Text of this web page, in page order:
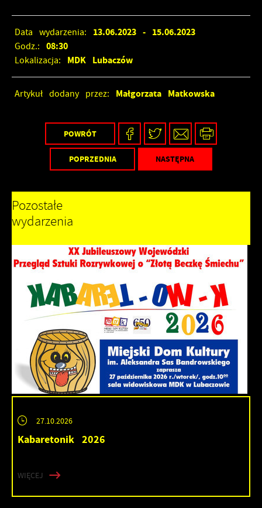
Data wydarzenia: 13.06.2023- 15.06.2023
Godz.: 08:30
Lokalizacja: MDK Lubaczów
Artykuł dodany przez: Małgorzata Matkowska
POWRÓT
POPRZEDNIA NASTĘPNA
Pozostałe
wydarzenia
27.10.2026
Kabaretonik 2026
WIĘCEJ